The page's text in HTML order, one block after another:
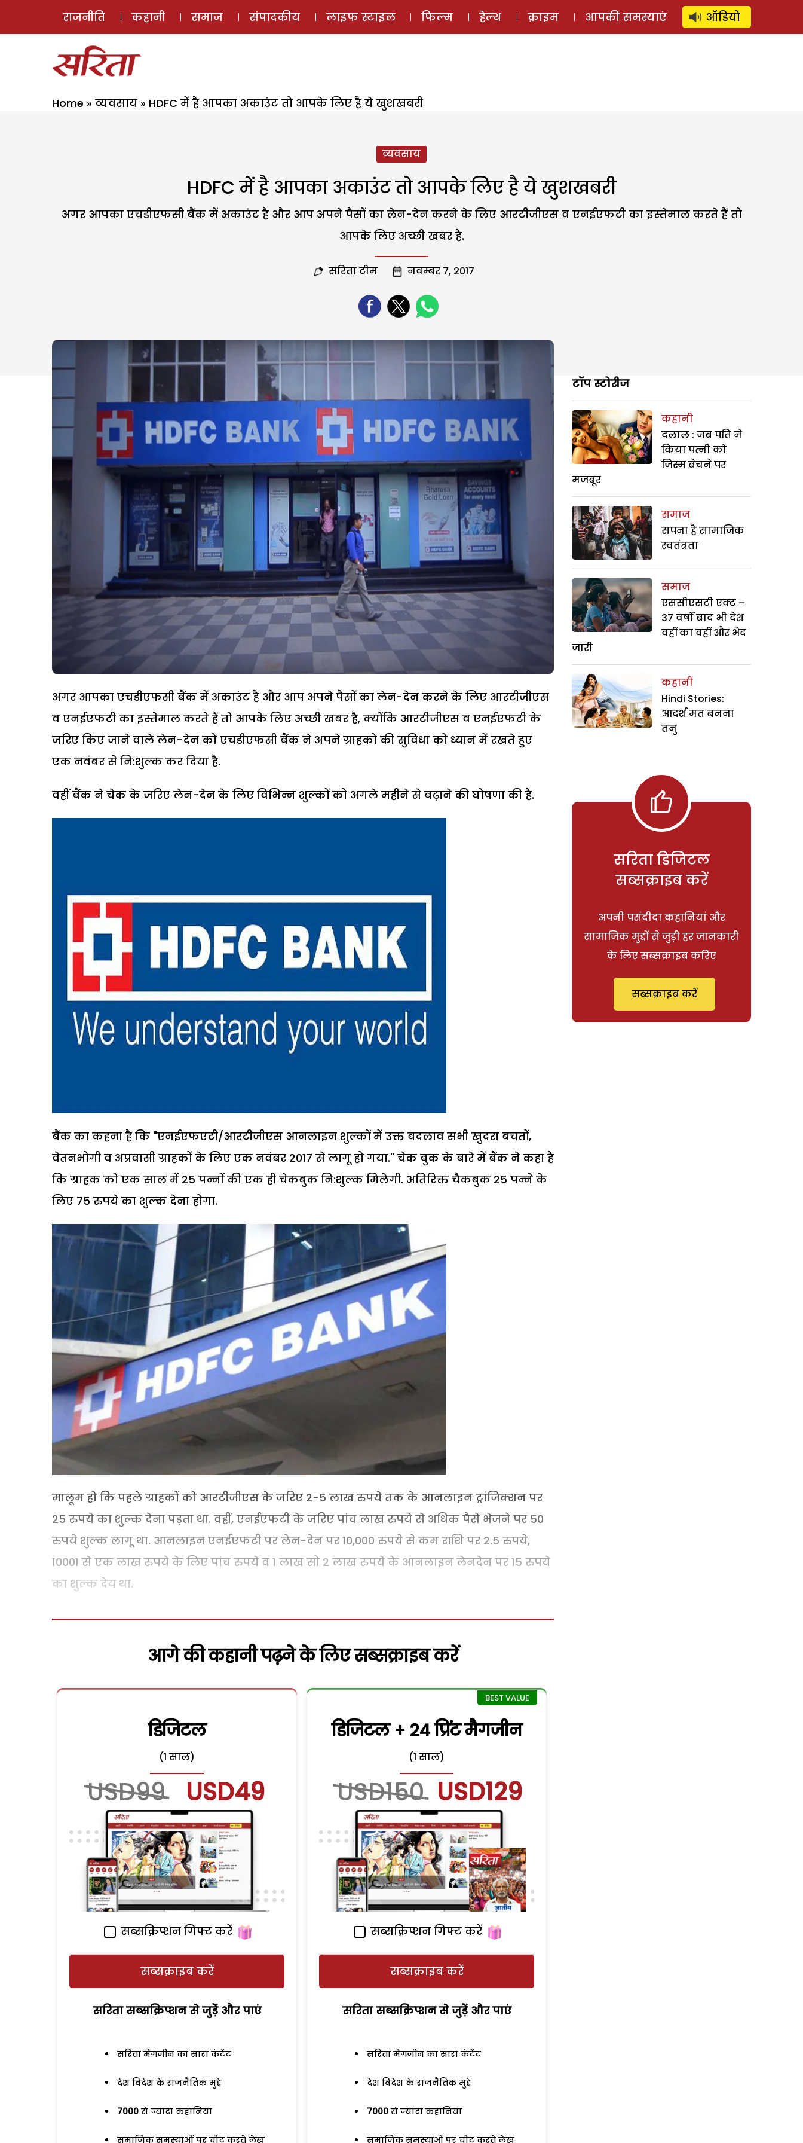
ई-मैगज़ीन ऑडियो स्टोरी लॉग इन ⚲ SUBSCRIBE
राजनीति कहानी समाज संपादकीय लाइफ स्टाइल फिल्म हेल्थ क्राइम आपकी समस्याएं ऑडियो
Home » व्यवसाय » HDFC में है आपका अकाउंट तो आपके लिए है ये खुशखबरी
व्यवसाय
HDFC में है आपका अकाउंट तो आपके लिए है ये खुशखबरी
अगर आपका एचडीएफसी बैंक में अकाउंट है और आप अपने पैसों का लेन-देन करने के लिए आरटीजीएस व एनईएफटी का इस्तेमाल करते हैं तो
आपके लिए अच्छी खबर है.
सरिता टीम नवम्बर 7, 2017
अगर आपका एचडीएफसी बैंक में अकाउंट है और आप अपने पैसों का लेन-देन करने के लिए आरटीजीएस
व एनईएफटी का इस्तेमाल करते हैं तो आपके लिए अच्छी खबर है, क्योंकि आरटीजीएस व एनईएफटी के
जरिए किए जाने वाले लेन-देन को एचडीएफसी बैंक ने अपने ग्राहको की सुविधा को ध्यान में रखते हुए
एक नवंबर से नि:शुल्क कर दिया है.
वहीं बैंक ने चेक के जरिए लेन-देन के लिए विभिन्न शुल्कों को अगले महीने से बढ़ाने की घोषणा की है.
बैंक का कहना है कि "एनईएफएटी/आरटीजीएस आनलाइन शुल्कों में उक्त बदलाव सभी खुदरा बचतों,
वेतनभोगी व अप्रवासी ग्राहकों के लिए एक नवंबर 2017 से लागू हो गया." चेक बुक के बारे में बैंक ने कहा है
कि ग्राहक को एक साल में 25 पन्नों की एक ही चेकबुक नि:शुल्क मिलेगी. अतिरिक्त चैकबुक 25 पन्ने के
लिए 75 रुपये का शुल्क देना होगा.
मालूम हो कि पहले ग्राहकों को आरटीजीएस के जरिए 2-5 लाख रुपये तक के आनलाइन ट्रांजिक्शन पर
25 रुपये का शुल्क देना पड़ता था. वहीं, एनईएफटी के जरिए पांच लाख रुपये से अधिक पैसे भेजने पर 50
रुपये शुल्क लागू था. आनलाइन एनईएफटी पर लेन-देन पर 10,000 रुपये से कम राशि पर 2.5 रुपये,
10001 से एक लाख रुपये के लिए पांच रुपये व 1 लाख सो 2 लाख रुपये के आनलाइन लेनदेन पर 15 रुपये
का शुल्क देय था.
आगे की कहानी पढ़ने के लिए सब्सक्राइब करें
डिजिटल
(1 साल)
USD99 USD49
सब्सक्रिप्शन गिफ्ट करें
सब्सक्राइब करें
सरिता सब्सक्रिप्शन से जुड़ेें और पाएं
सरिता मैगजीन का सारा कंटेंट
देश विदेश के राजनैतिक मुद्दे
7000 से ज्यादा कहानियां
समाजिक समस्याओं पर चोट करते लेख
डिजिटल + 24 प्रिंट मैगजीन
(1 साल)
USD150 USD129
सब्सक्रिप्शन गिफ्ट करें
सब्सक्राइब करें
सरिता सब्सक्रिप्शन से जुड़ेें और पाएं
सरिता मैगजीन का सारा कंटेंट
देश विदेश के राजनैतिक मुद्दे
7000 से ज्यादा कहानियां
समाजिक समस्याओं पर चोट करते लेख
टॉप स्टोरीज
कहानी
दलाल : जब पति ने
किया पत्नी को
जिस्म बेचने पर
मजबूर
समाज
सपना है सामाजिक
स्वतंत्रता
समाज
एससीएसटी एक्ट –
37 वर्षों बाद भी देश
वहीं का वहीं और भेद
जारी
कहानी
Hindi Stories:
आदर्श मत बनना
तनु
सरिता डिजिटल
सब्सक्राइब करें
अपनी पसंदीदा कहानियां और
सामाजिक मुद्दों से जुड़ी हर जानकारी
के लिए सब्सक्राइब करिए
सब्सक्राइब करें